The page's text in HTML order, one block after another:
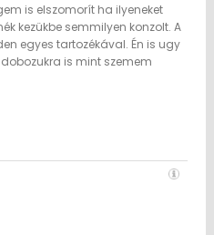
is elszomorít ha ilyeneket
kezükbe semmilyen konzolt. A
egyes tartozékával. Én is ugy
is mint szemem